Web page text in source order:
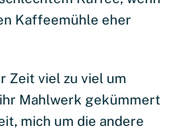
Kaffeemühle eher
Zeit viel zu viel um
Mahlwerk gekümmert
mich um die andere